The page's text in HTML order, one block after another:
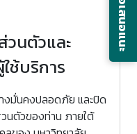
วนตัวและ
ช้บริการ
งมั่นคงปลอดภัย และปิด
นตัวของท่าน ภายใต้
ข้อเสนอแนะ